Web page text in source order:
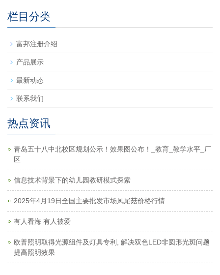
栏目分类
富邦注册介绍
产品展示
最新动态
联系我们
热点资讯
青岛五十八中北校区规划公示！效果图公布！_教育_教学水平_厂
区
信息技术背景下的幼儿园教研模式探索
2025年4月19日全国主要批发市场凤尾菇价格行情
有人看海 有人被爱
欧普照明取得光源组件及灯具专利, 解决双色LED非圆形光斑问题
提高照明效果